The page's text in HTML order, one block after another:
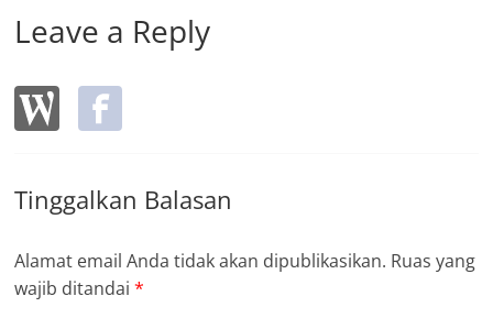
Leave a Reply
Tinggalkan Balasan
Alamat email Anda tidak akan dipublikasikan. Ruas yang
wajib ditandai*